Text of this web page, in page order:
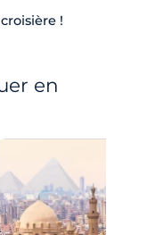
!
en